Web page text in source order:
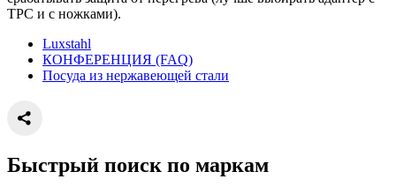
ТРС и с ножками).
Luxstahl
КОНФЕРЕНЦИЯ (FAQ)
Посуда из нержавеющей стали
Быстрый поиск по маркам